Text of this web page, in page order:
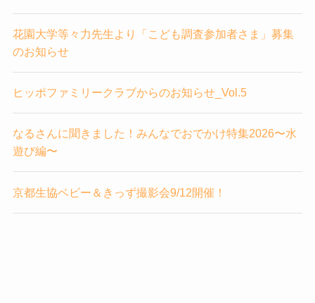
花園大学等々力先生より「こども調査参加者さま」募集
のお知らせ
ヒッポファミリークラブからのお知らせ_Vol.5
なるさんに聞きました！みんなでおでかけ特集2026〜水
遊び編〜
京都生協ベビー＆きっず撮影会9/12開催！